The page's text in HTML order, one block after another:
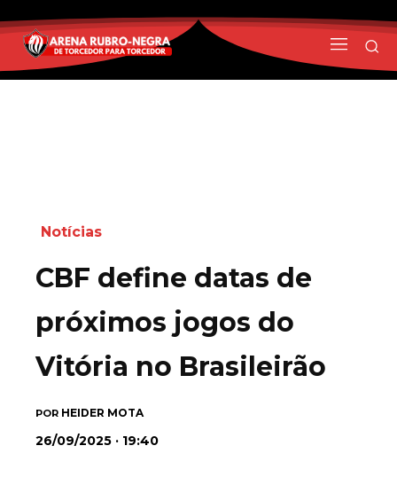
Notícias
CBF define datas de
próximos jogos do
Vitória no Brasileirão
POR HEIDER MOTA
26/09/2025 · 19:40